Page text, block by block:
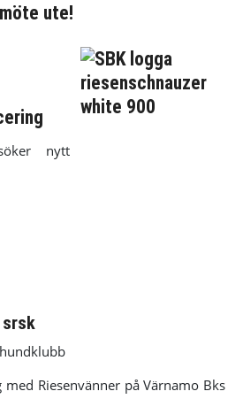
ute!
nytt
Riesenvänner på Värnamo Bks